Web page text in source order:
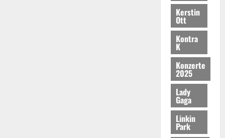
Kerstin
Ott
Kontra
K
Konzerte
2025
Lady
Gaga
Linkin
Park